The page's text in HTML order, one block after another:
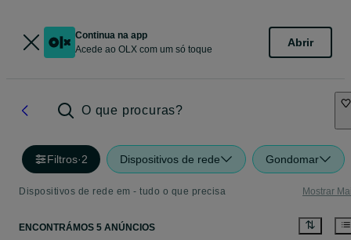
Continua na app
Acede ao OLX com um só toque
Abrir
O que procuras?
Filtros·2 Dispositivos de rede Gondomar
Dispositivos de rede em - tudo o que precisa Mostrar
ENCONTRÁMOS 5 ANÚNCIOS